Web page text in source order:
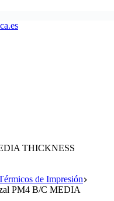
de Impresión
PM4 B/C MEDIA